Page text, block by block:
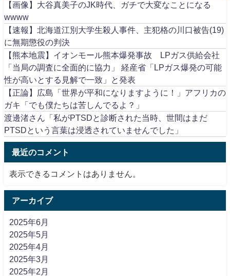
【画像】大谷真美子のJK時代、ガチで大変なことになる
wwww
【速報】北海道江別大学生殺人事件、主犯格の川口被告(19)
に無期懲役の判決
【熊本地震】イオンモール熊本爆発事故 LPガス供給会社
「当局の調査に全面的に協力」 経産省「LPガス爆発の可能
性が高いとする見解で一致」と発表
【正論】広島「世界が平和になりますように！」アフリカの
ガキ「でも僕たちは苦しんでるよ？」
渡邊渚さん「私がPTSDと診断された当時、世間はまだ
PTSDという言葉は浸透されていませんでした」
最近のコメント
表示できるコメントはありません。
アーカイブ
2025年6月
2025年5月
2025年4月
2025年3月
2025年2月